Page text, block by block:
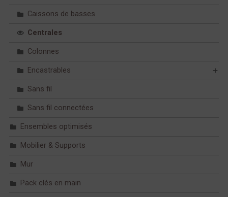
Caissons de basses
Centrales
Colonnes
Encastrables
Sans fil
Sans fil connectées
Ensembles optimisés
Mobilier & Supports
Mur
Pack clés en main